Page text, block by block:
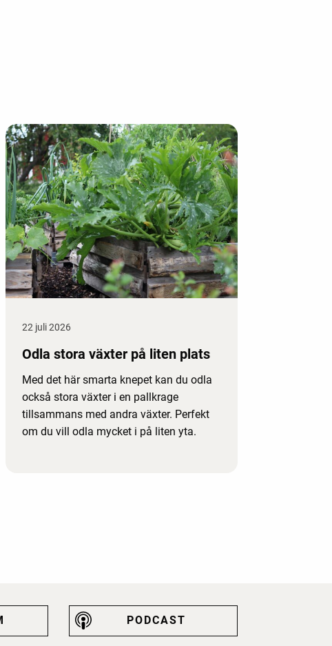
22 juli 2026
Odla stora växter på liten plats
Med det här smarta knepet kan du odla
också stora växter i en pallkrage
tillsammans med andra växter. Perfekt
om du vill odla mycket i på liten yta.
PODCAST